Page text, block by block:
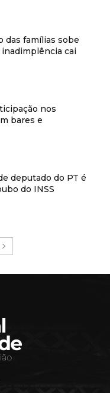
das famílias sobe
inadimplência cai
nos
bares e
deputado do PT é
do INSS